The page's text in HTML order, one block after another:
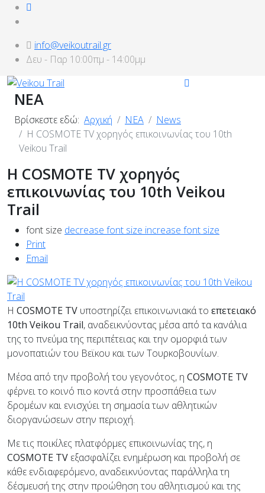
info@veikoutrail.gr
Δευ - Παρ 10:00πμ - 14:00μμ
ΝΕΑ
Βρίσκεστε εδώ: Αρχική ΝΕΑ
News
Η COSMOTE TV χορηγός επικοινωνίας του 10th
Veikou Trail
Η COSMOTE TV χορηγός
επικοινωνίας του 10th Veikou
Trail
font size decrease font size increase font size
Print
Email
Η COSMOTE TV υποστηρίζει επικοινωνιακά το επετειακό
10th Veikou Trail, αναδεικνύοντας μέσα από τα κανάλια
της το πνεύμα της περιπέτειας και την ομορφιά των
μονοπατιών του Βεϊκου και των Τουρκοβουνίων.
Μέσα από την προβολή του γεγονότος, η COSMOTE TV
φέρνει το κοινό πιο κοντά στην προσπάθεια των
δρομέων και ενισχύει τη σημασία των αθλητικών
διοργανώσεων στην περιοχή.
Με τις ποικίλες πλατφόρμες επικοινωνίας της, η
COSMOTE TV εξασφαλίζει ενημέρωση και προβολή σε
κάθε ενδιαφερόμενο, αναδεικνύοντας παράλληλα τη
δέσμευσή της στην προώθηση του αθλητισμού και της